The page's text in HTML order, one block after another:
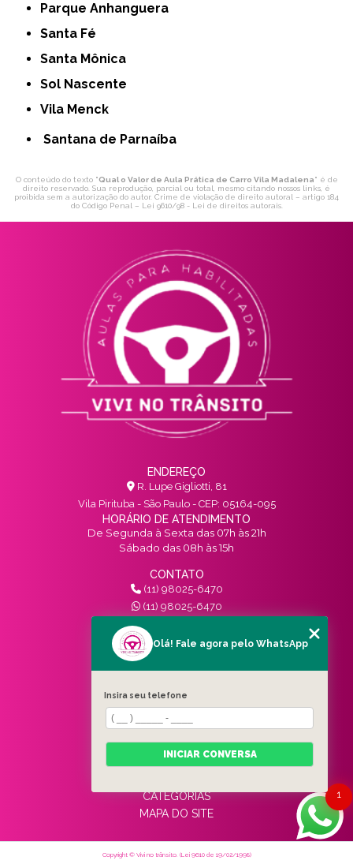
Parque Anhanguera
Santa Fé
Santa Mônica
Sol Nascente
Vila Menck
Santana de Parnaíba
O conteúdo do texto "Qual o Valor de Aula Prática de Carro Vila Madalena" é de
direito reservado. Sua reprodução, parcial ou total, mesmo citando nossos links, é
proibida sem a autorização do autor. Crime de violação de direito autoral – artigo 184
do Código Penal – Lei 9610/98 - Lei de direitos autorais.
ENDEREÇO
R. Lupe Gigliotti, 81
Vila Pirituba - São Paulo - CEP: 05164-095
HORÁRIO DE ATENDIMENTO
De Segunda à Sexta das 07h às 21h
Sábado das 08h às 15h
CONTATO
(11) 98025-6470
(11) 98025-6470
contato@vivinotransito.com.br
SIGA-NOS!
MENU
HOME
QUEM SOMOS
SERVIÇOS
BLOG
CATEGORIAS
MAPA DO SITE
Copyright © Vivi no trânsito. (Lei 9610 de 19/02/1998)
1
Olá! Fale agora pelo WhatsApp
Insira seu telefone
INICIAR CONVERSA